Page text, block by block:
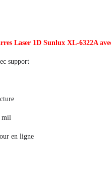
Laser 1D Sunlux XL-6322A
support
mil
en ligne